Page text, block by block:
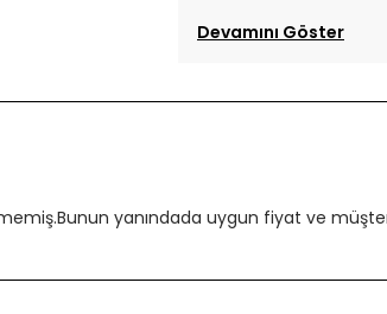
Devamını Göster
yanındada uygun fiyat ve